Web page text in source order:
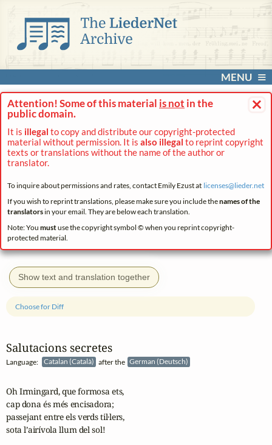
MENU
×
Attention! Some of this material is not in the
public domain.
It is illegal to copy and distribute our copyright-protected
material without permission. It is also illegal to reprint copyright
texts or translations without the name of the author or
translator.
To inquire about permissions and rates, contact Emily Ezust at licenses@lieder.net
If you wish to reprint translations, please make sure you include thenames of the
translatorsin your email. They are below each translation.
Note: You mustuse the copyright symbol © when you reprint copyright-
protected material.
Show text and translation together
Salutacions secretes
Language: Catalan (Català) after the German (Deutsch)
Choose for Diff
Oh Irmingard, que formosa ets,
cap dona és més encisadora;
passejant entre els verds til·lers,
sota l’airívola llum del sol!